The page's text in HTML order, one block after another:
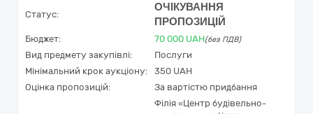
Статус:
ОЧІКУВАННЯ
ПРОПОЗИЦІЙ
Бюджет: 70 000 UAH(без ПДВ)
Вид предмету закупівлі:
Послуги
Мінімальний крок аукціону:
350 UAH
Оцінка пропозицій:
За вартістю придбання
Філія «Центр будівельно-